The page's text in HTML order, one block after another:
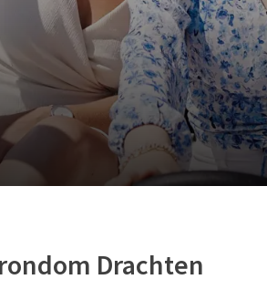
Drachten